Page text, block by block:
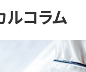
ルコラム